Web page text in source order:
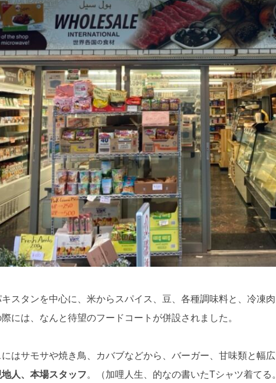
スタンを中心に、米からスパイス、豆、各種調味料と、冷凍
には、なんと待望のフードコートが併設されました。
はサモサや焼き鳥、カバブなどから、バーガー、甘味類と幅広
地人、本場スタッフ。（加哩人生、的なの書いたTシャツ着てる